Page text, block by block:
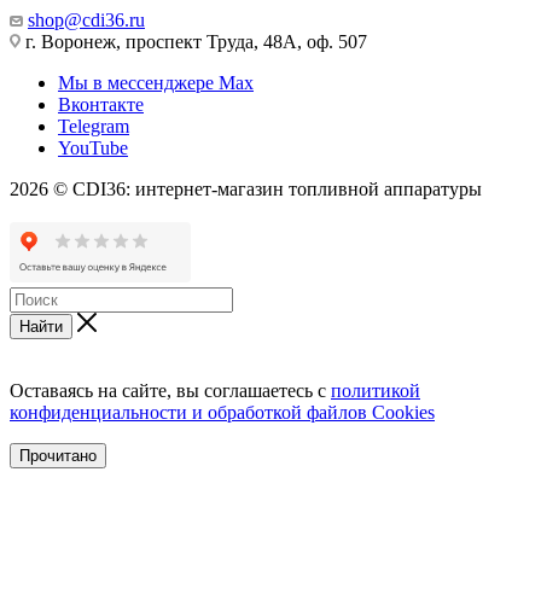
shop@cdi36.ru
г. Воронеж, проспект Труда, 48А, оф. 507
Мы в мессенджере Max
Вконтакте
Telegram
YouTube
2026 © CDI36: интернет-магазин топливной аппаратуры
Найти
Оставаясь на сайте, вы соглашаетесь с политикой
конфиденциальности и обработкой файлов Cookies
Прочитано